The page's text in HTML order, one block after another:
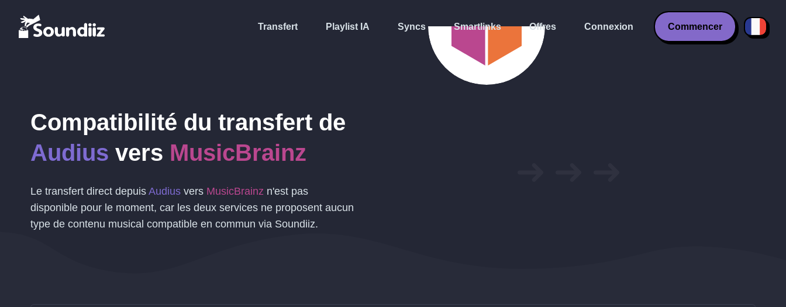
Transfert Playlist IA Syncs Smartlinks Offres Connexion Commencer
Compatibilité du transfert de
Audius vers MusicBrainz
Le transfert direct depuis Audius vers MusicBrainz n'est pas
disponible pour le moment, car les deux services ne proposent aucun
type de contenu musical compatible en commun via Soundiiz.